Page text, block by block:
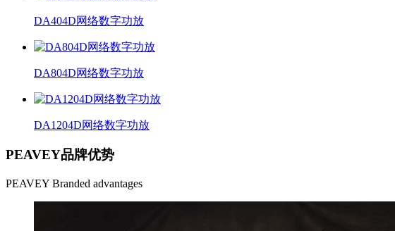
DA404D网络数字功放
DA804D网络数字功放
DA1204D网络数字功放
PEAVEY品牌优势
PEAVEY Branded advantages